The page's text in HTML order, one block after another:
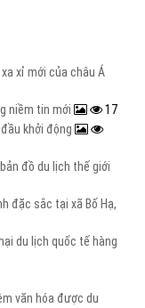
xỉ mới của châu Á
niềm tin mới
17
khởi động
đồ du lịch thế giới
đặc sắc tại xã Bố Hạ,
du lịch quốc tế hàng
văn hóa được du